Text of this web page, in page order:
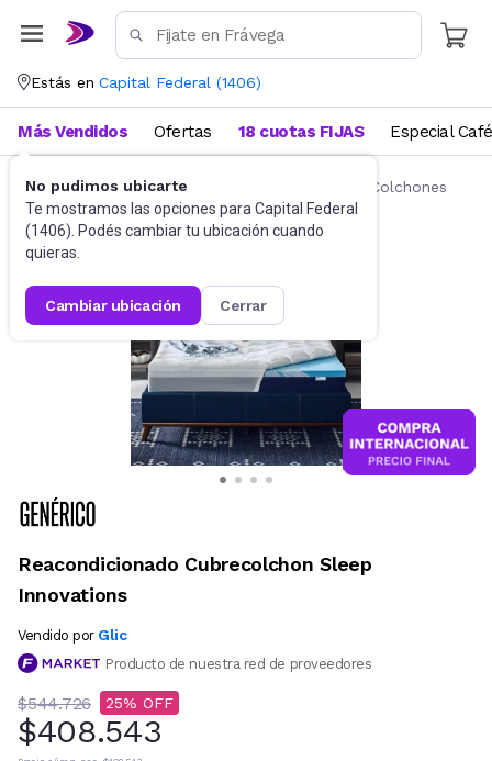
Estás en Capital Federal (1406)
No pudimos ubicarte
Te mostramos las opciones para Capital Federal
(1406). Podés cambiar tu ubicación cuando
quieras.
cambiar ubicación cerrar
Más Vendidos Ofertas 18 cuotas FIJAS Especial Café
Ropa de cama Fundas y Protectores para Colchones
Reacondicionado Cubrecolchon Sleep
Innovations
Vendido por Glic
Producto de nuestra red de proveedores
$544.726 25
$408.543